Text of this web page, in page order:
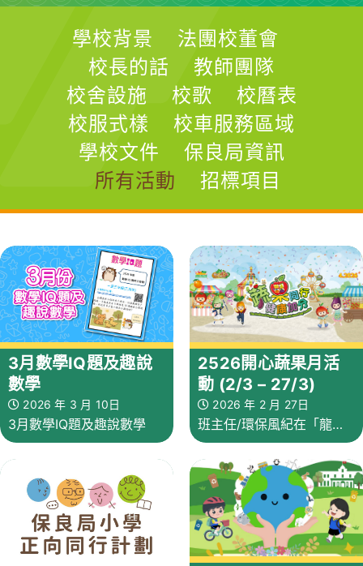
學校背景
法團校董會
校長的話
教師團隊
校舍設施
校歌
校曆表
校服式樣
校車服務區域
學校文件
保良局資訊
所有活動
招標項目
3月數學IQ題及趣說
數學
2026 年 3 月 10日
3月數學IQ題及趣說數學
2526開心蔬果月活
動 (2/3 – 27/3)
2026 年 2 月 27日
班主任/環保風紀在「龍虎
學，四週後，達標同學(最
少21天)將獲賜豪存摺簽名3
個。